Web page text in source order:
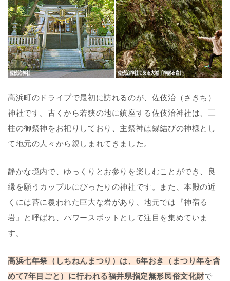
高浜町のドライブで最初に訪れるのが、佐伎治（さきち）
神社です。古くから若狭の地に鎮座する佐伎治神社は、三
柱の御祭神をお祀りしており、主祭神は縁結びの神様とし
て地元の人々から親しまれてきました。
静かな境内で、ゆっくりとお参りを楽しむことができ、良
縁を願うカップルにぴったりの神社です。また、本殿の近
くには苔に覆われた巨大な岩があり、地元では『神宿る
岩』と呼ばれ、パワースポットとして注目を集めていま
す。
高浜七年祭（しちねんまつり）は、6年おき（まつり年を含
めて7年目ごと）に行われる福井県指定無形民俗文化財で